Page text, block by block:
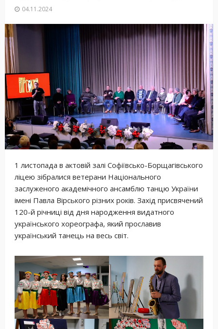
04.11.2024
1 листопада в актовій залі Софіївсько-Борщагівського
ліцею зібралися ветерани Національного
заслуженого академічного ансамблю танцю України
імені Павла Вірського різних років. Захід присвячений
120-й річниці від дня народження видатного
українського хореографа, який прославив
український танець на весь світ.